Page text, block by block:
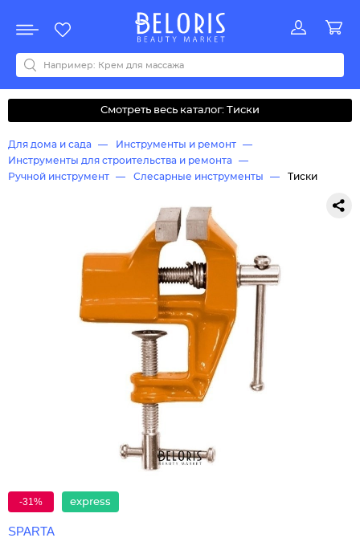
Акции
Все бренды
0-9ABCDEFGHIJKLMNOPQRSTUVWYZАБВДЗИМОКЛНПРСТУФ
Смотреть весь каталог: Тиски
Для дома и сада
Инструменты и ремонт
Инструменты для строительства и ремонта
Ручной инструмент
Слесарные инструменты Тиски
-31% express
SPARTA